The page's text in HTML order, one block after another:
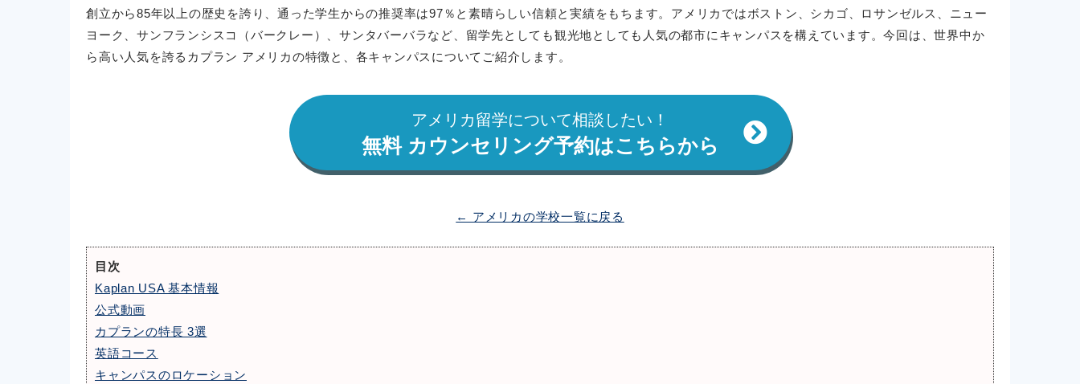
創立から85年以上の歴史を誇り、通った学生からの推奨率は97％と素晴らしい信頼と実績をもちます。アメリカではボストン、シカゴ、ロサンゼルス、ニュー
ヨーク、サンフランシスコ（バークレー）、サンタバーバラなど、留学先としても観光地としても人気の都市にキャンパスを構えています。今回は、世界中か
ら高い人気を誇るカプラン アメリカの特徴と、各キャンパスについてご紹介します。
アメリカ留学について相談したい！
無料 カウンセリング予約はこちらから
← アメリカの学校一覧に戻る
目次
Kaplan USA 基本情報
公式動画
カプランの特長 3選
英語コース
キャンパスのロケーション